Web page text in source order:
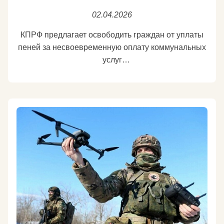
резню. Японская пресса тогда писала о
соревновании между офицерами императорской
армии: кто из них быстрее зарубит мечом 100
бомбардировкам.
Западные державы долго проводили политику
«умиротворения» японских агрессоров, очень
похожую на их политику в отношении Гитлера.
Расчёт был таким: дав Японии проглотить часть
Китая, в дальнейшем направить её агрессию на
Советский Союз.
И только СССР сразу начал оказывать помощь
02.04.2026
КПРФ предлагает освободить граждан от уплаты
пеней за несвоевременную оплату коммунальных
услуг
Николаем Коломейцевым, Михаилом Авдеевым,
Алексеем Куринным и Романом Лябиховым
вносим законопроект, который в 2027 году
освободит жителей России от уплаты пеней за
несвоевременное внесение платы за жилое
помещение и коммунальные услуги, а также
взносов на капитальный ремонт.
Прокомментировал наш законопроект для
«Известий».
https://iz.ru/2071108/2026-04-02/v-gd-predlozhili-